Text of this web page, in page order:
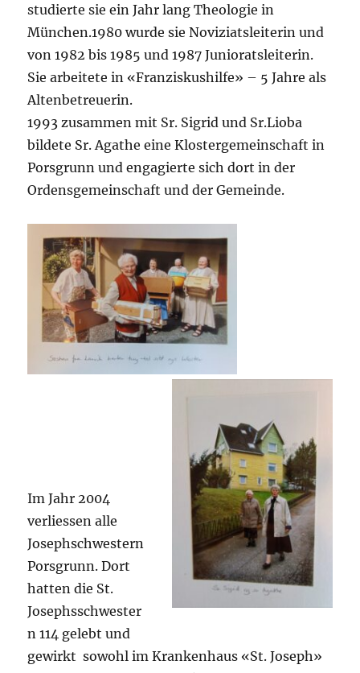
studierte sie ein Jahr lang Theologie in
München.1980 wurde sie Noviziatsleiterin und
von 1982 bis 1985 und 1987 Junioratsleiterin.
Sie arbeitete in «Franziskushilfe» – 5 Jahre als
Altenbetreuerin.
1993 zusammen mit Sr. Sigrid und Sr.Lioba
bildete Sr. Agathe eine Klostergemeinschaft in
Porsgrunn und engagierte sich dort in der
Ordensgemeinschaft und der Gemeinde.
Im Jahr 2004
verliessen alle
Josephschwestern
Porsgrunn. Dort
hatten die St.
Josephsschwester
n 114 gelebt und
gewirkt sowohl im Krankenhaus «St. Joseph»